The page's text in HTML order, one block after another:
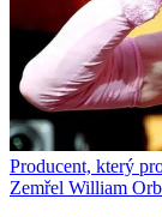
Producent, který
Zemřel William